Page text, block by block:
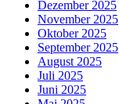
Dezember 2025
November 2025
Oktober 2025
September 2025
August 2025
Juli 2025
Juni 2025